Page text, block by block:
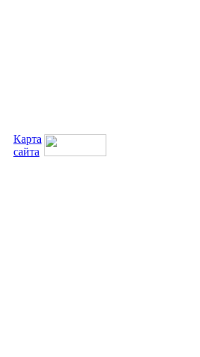
Карта
сайта